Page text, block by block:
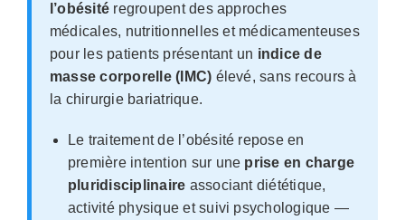
l’obésité regroupent des approches
médicales, nutritionnelles et médicamenteuses
pour les patients présentant un indice de
masse corporelle (IMC) élevé, sans recours à
la chirurgie bariatrique.
Le traitement de l’obésité repose en
première intention sur une prise en charge
pluridisciplinaire associant diététique,
activité physique et suivi psychologique —